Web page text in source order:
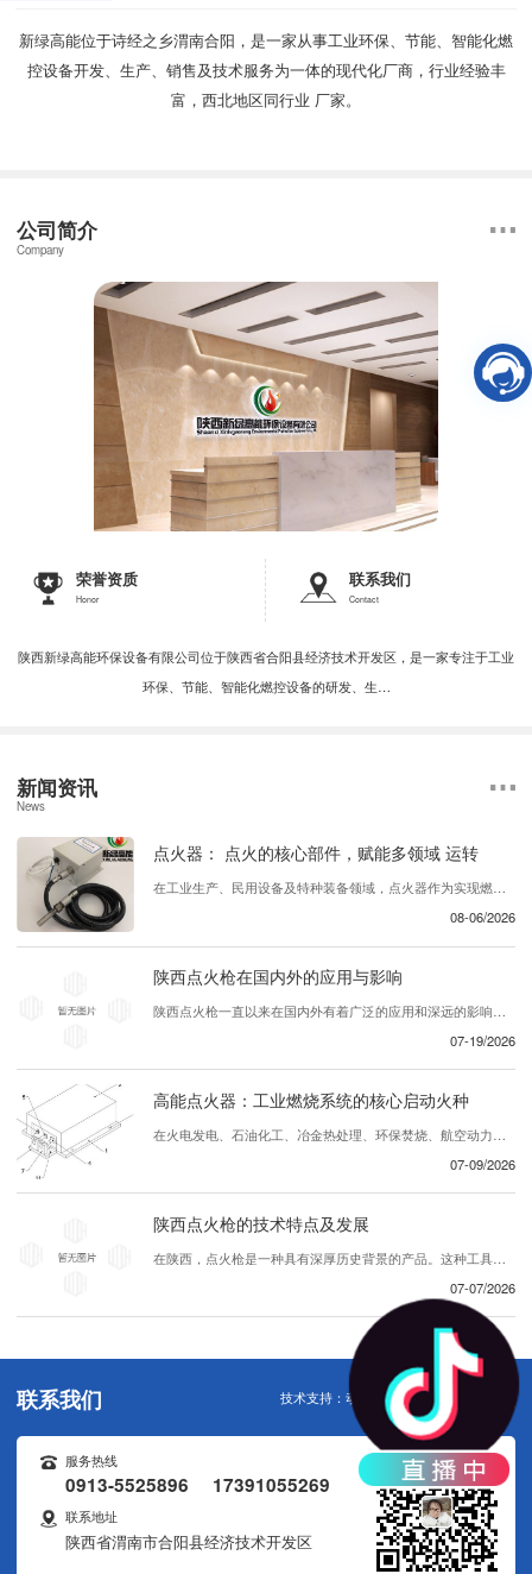
新绿高能位于诗经之乡渭南合阳，是一家从事工业环保、节能、智能化燃
控设备开发、生产、销售及技术服务为一体的现代化厂商，行业经验丰
富，西北地区同行业 厂家。
公司简介
Company
荣誉资质
Honor
联系我们
Contact
陕西新绿高能环保设备有限公司位于陕西省合阳县经济技术开发区，是一家专注于工业
环保、节能、智能化燃控设备的研发、生…
新闻资讯
News
点火器： 点火的核心部件，赋能多领域 运转
在工业生产、民用设备及特种装备领域，点火器作为实现燃料引燃的核心部件，承担着启动燃烧过程、保障设备稳定运行的关键作用。无论是燃气灶具的日常点火，还是工业锅炉、发动机的 引燃， 点火器都能以 、可靠的点火性能，为各类设备的正常运转提供坚实保障，成为现代能源利用与工业生产中不可或缺的基础组件。 ...
08-06/2026
陕西点火枪在国内外的应用与影响
陕西点火枪一直以来在国内外有着广泛的应用和深远的影响。这种产品在各个行业中发挥着重要的作用，为用户提供了..、可靠的解决方案。首先，陕西点火枪在国内的应用十分广泛。它被广泛用于建筑工地、矿山、工厂等领域，为各类设备提供了必要的动力支持。同时，在农业领域，这款产品也被农民们所青睐，帮助他们更..地完成农业生产工作。在国内...
07-19/2026
高能点火器：工业燃烧系统的核心启动火种
在火电发电、石油化工、冶金热处理、环保焚烧、航空动力等众多工业领域，燃烧设备能否稳定、 启动，直接决定整条生产线的运行效率与生产 。在众多辅机设备中，高能点火器作为工业燃烧装置的专用启动核心部件，承担着引燃燃气、重油、渣油、煤粉等各类可燃介质的关键任务，被称作工业炉窑的“..粒火种”。区别于普通民用低压点火装置，高...
07-09/2026
陕西点火枪的技术特点及发展
在陕西，点火枪是一种具有深厚历史背景的产品。这种工具被广泛应用于各种领域，包括农业、建筑和其他行业。随着科技进步和创新，陕西的点火枪不断发展，展现出许多引人注目的技术特点。首先，陕西的点火枪注重创新设计。..们不断努力改进产品的外观和功能，使其更加便于操作和使用。独特的设计理念和精密的制造工艺赋予了点火枪优越的性能，使...
07-07/2026
联系我们 技术支持： 动力无限
服务热线
0913-5525896 17391055269
联系地址
陕西省渭南市合阳县经济技术开发区